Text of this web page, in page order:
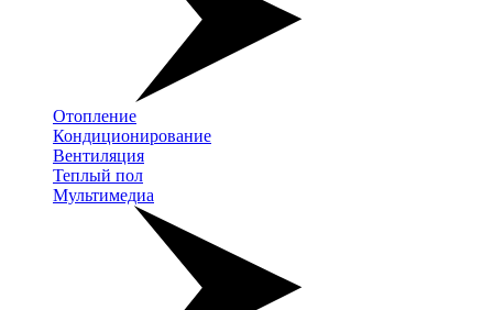
Отопление
Кондиционирование
Вентиляция
Теплый пол
Мультимедиа